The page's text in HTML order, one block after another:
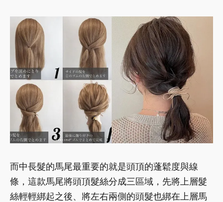
而中長髮的馬尾最重要的就是頭頂的蓬鬆度與線
條，這款馬尾將頭頂髮絲分成三區域，先將上層髮
絲輕輕綁起之後、將左右兩側的頭髮也綁在上層馬